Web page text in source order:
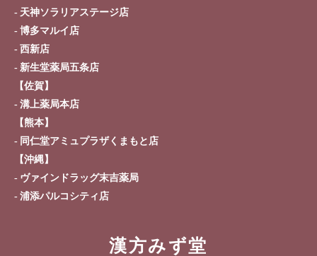
天神ソラリアステージ店
博多マルイ店
西新店
新生堂薬局五条店
【佐賀】
溝上薬局本店
【熊本】
同仁堂アミュプラザくまもと店
【沖縄】
ヴァインドラッグ末吉薬局
浦添パルコシティ店
漢方みず堂